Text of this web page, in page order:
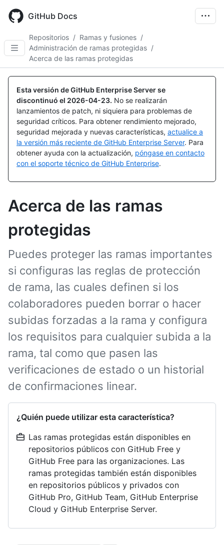
main
GitHub Docs
Repositorios / Ramas y fusiones /
Administración de ramas protegidas /
Acerca de las ramas protegidas
Esta versión de GitHub Enterprise Server se
discontinuó el 2026-04-23. No se realizarán
lanzamientos de patch, ni siquiera para problemas de
seguridad críticos. Para obtener rendimiento mejorado,
seguridad mejorada y nuevas características, actualice a
la versión más reciente de GitHub Enterprise Server. Para
obtener ayuda con la actualización, póngase en contacto
con el soporte técnico de GitHub Enterprise.
Acerca de las ramas
protegidas
Puedes proteger las ramas importantes
si configuras las reglas de protección
de rama, las cuales definen si los
colaboradores pueden borrar o hacer
subidas forzadas a la rama y configura
los requisitos para cualquier subida a la
rama, tal como que pasen las
verificaciones de estado o un historial
de confirmaciones linear.
¿Quién puede utilizar esta característica?
Las ramas protegidas están disponibles en
repositorios públicos con GitHub Free y
GitHub Free para las organizaciones. Las
ramas protegidas también están disponibles
en repositorios públicos y privados con
GitHub Pro, GitHub Team, GitHub Enterprise
Cloud y GitHub Enterprise Server.